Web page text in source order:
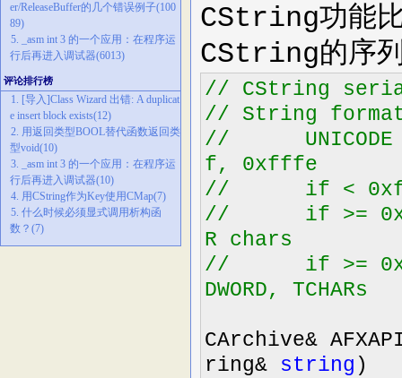
er/ReleaseBuffer的几个错误例子(100
89)
5. _asm int 3 的一个应用：在程序运
行后再进入调试器(6013)
评论排行榜
1. [导入]Class Wizard 出错: A duplicat
e insert block exists(12)
2. 用返回类型BOOL替代函数返回类
型void(10)
3. _asm int 3 的一个应用：在程序运
行后再进入调试器(10)
4. 用CString作为Key使用CMap(7)
5. 什么时候必须显式调用析构函
数？(7)
CString功能
CString的序
// CString
// String
// UNICODE
f, 0xfffe
// if < 0xff
// if >= 0xff
R chars
// if >=
DWORD, TCHARs
CArchive&
ring& string )